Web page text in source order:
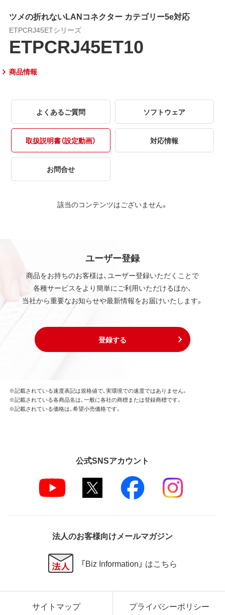
ツメの折れないLANコネクター カテゴリー5e対応
ETPCRJ45ETシリーズ
ETPCRJ45ET10
商品情報
よくあるご質問 ソフトウェア
取扱説明書（設定動画） 対応情報
お問合せ
該当のコンテンツはございません。
ユーザー登録
商品をお持ちのお客様は、ユーザー登録いただくことで
各種サービスをより簡単にご利用いただけるほか、
当社から重要なお知らせや最新情報をお届けいたします。
登録する
※記載されている速度表記は規格値で、実環境での速度ではありません。
※記載されている各商品名は、一般に各社の商標または登録商標です。
※記載されている価格は、希望小売価格です。
公式SNSアカウント
法人のお客様向けメールマガジン
「Biz Information」 はこちら
サイトマップ プライバシーポリシー